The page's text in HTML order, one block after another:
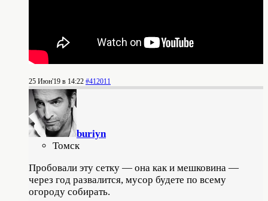
25 Июн'19 в 14:22 #412011
buriyn
Томск
Пробовали эту сетку — она как и мешковина —
через год развалится, мусор будете по всему
огороду собирать.